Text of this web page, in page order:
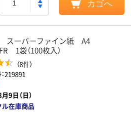
カゴへ
スーパーファイン紙 A4
1袋（100枚入）
（8件）
219891
9日（日）
ル在庫商品